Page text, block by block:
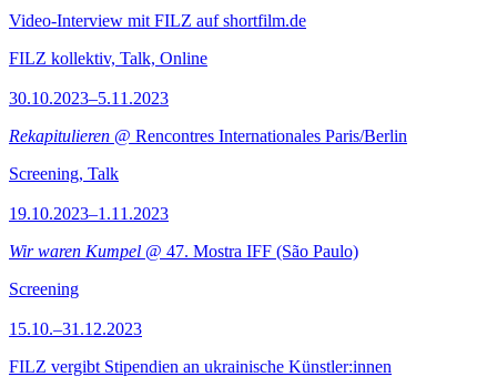
Video-Interview mit FILZ auf shortfilm.de
FILZ kollektiv, Talk, Online
30.10.2023–5.11.2023
Rekapitulieren @ Rencontres Internationales Paris/Berlin
Screening, Talk
19.10.2023–1.11.2023
Wir waren Kumpel @ 47. Mostra IFF (São Paulo)
Screening
15.10.–31.12.2023
FILZ vergibt Stipendien an ukrainische Künstler:innen